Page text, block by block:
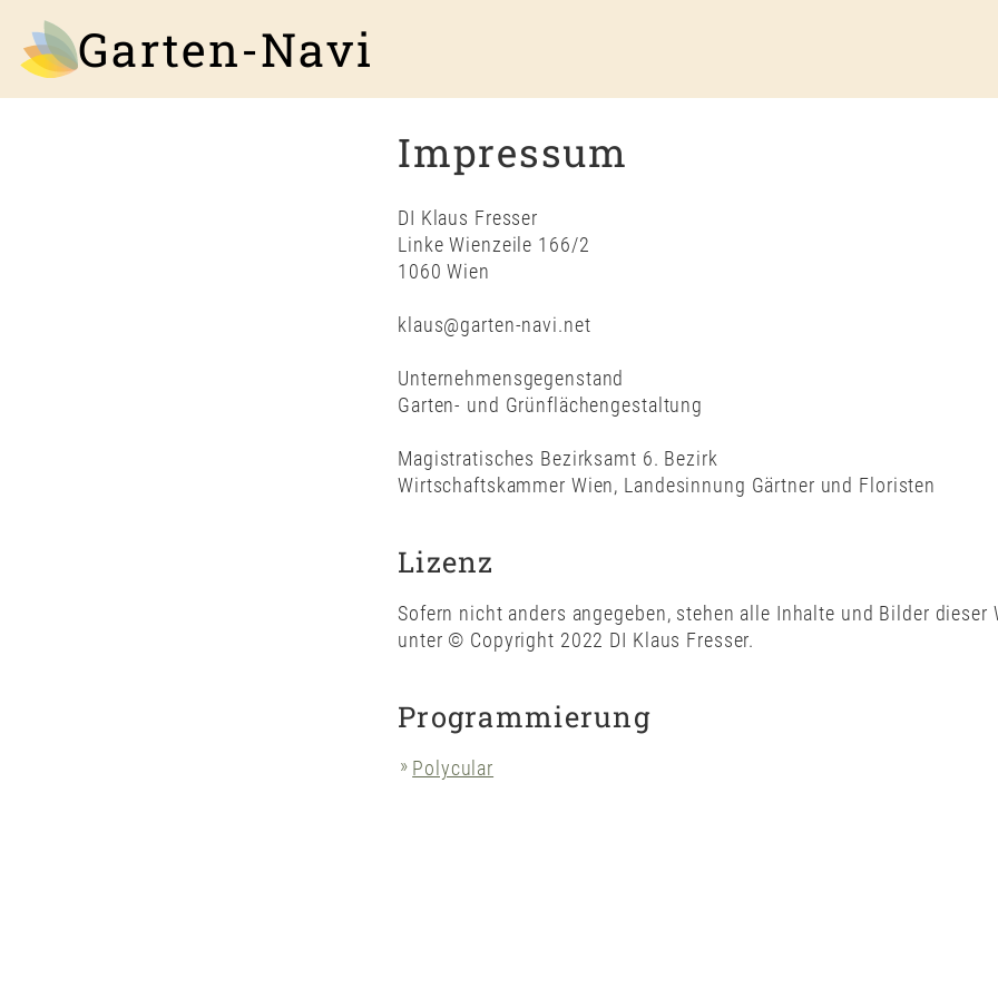
Garten-Navi
Impressum
DI Klaus Fresser
Linke Wienzeile 166/2
1060 Wien
klaus@garten-navi.net
Unternehmensgegenstand
Garten- und Grünflächengestaltung
Magistratisches Bezirksamt 6. Bezirk
Wirtschaftskammer Wien, Landesinnung Gärtner und Floristen
Lizenz
Sofern nicht anders angegeben, stehen alle Inhalte und Bilder dieser
unter © Copyright 2022 DI Klaus Fresser.
Programmierung
Polycular